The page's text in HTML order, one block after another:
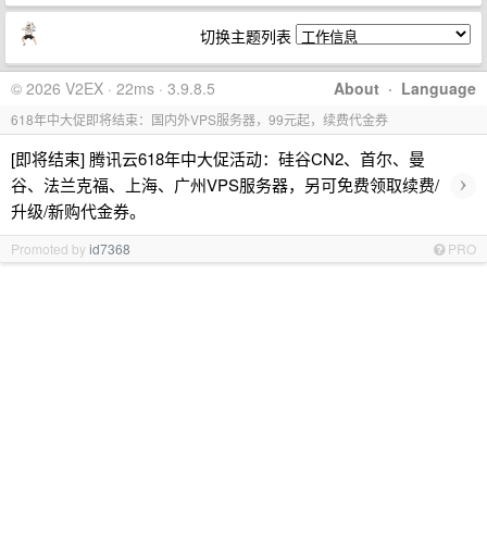
切换主题列表
About · Language
© 2026 V2EX · 22ms · 3.9.8.5
618年中大促即将结束：国内外VPS服务器，99元起，续费代金券
[即将结束] 腾讯云618年中大促活动：硅谷CN2、首尔、曼
谷、法兰克福、上海、广州VPS服务器，另可免费领取续费/
升级/新购代金券。
›
Promoted byid7368 PRO